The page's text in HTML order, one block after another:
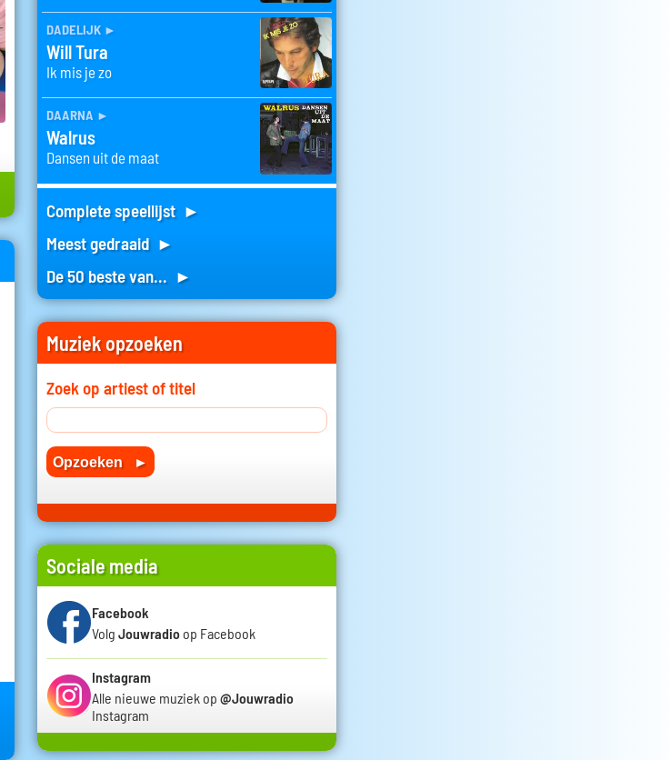
dadelijk ►
Will Tura
Ik mis je zo
daarna ►
Walrus
Dansen uit de maat
Complete speellijst ►
Meest gedraaid ►
De 50 beste van... ►
Muziek opzoeken
Zoek op artiest of titel
Sociale media
Facebook
Volg Jouwradio op Facebook
Instagram
Alle nieuwe muziek op @Jouwradio
Instagram